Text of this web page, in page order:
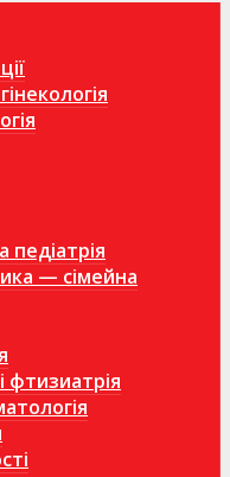
педіатрія
— сімейна
фтизиатрія